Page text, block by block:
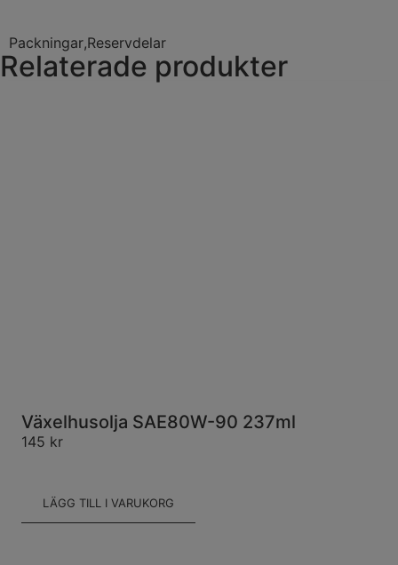
Packningar,Reservdelar
Relaterade produkter
Växelhusolja SAE80W-90 237ml
145 kr
LÄGG TILL I VARUKORG